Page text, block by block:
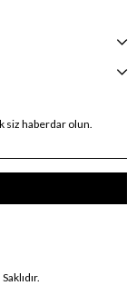
siz haberdar olun.